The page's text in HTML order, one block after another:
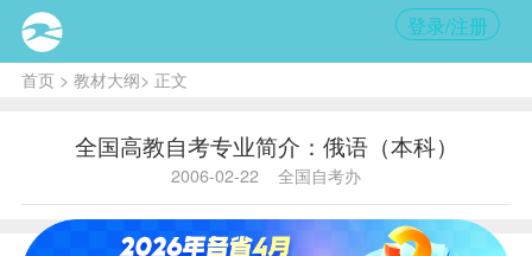
登录/注册
首页> 教材大纲> 正文
全国高教自考专业简介：俄语（本科）
2006-02-22 全国自考办